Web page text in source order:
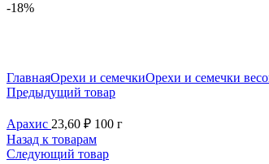
-18%
ГлавнаяОрехи и семечкиОрехи и семечки
Предыдущий товар
Арахис 23,60 ₽ 100 г
Назад к товарам
Следующий товар